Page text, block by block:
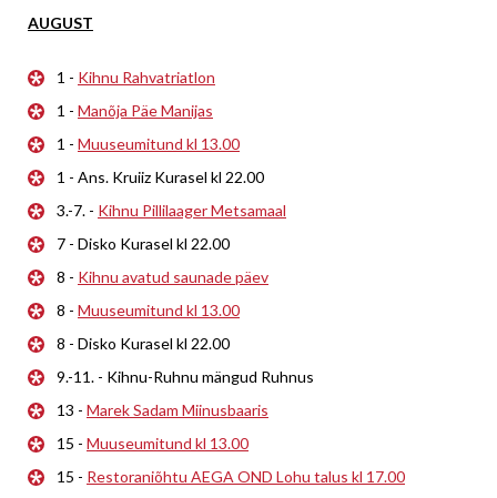
AUGUST
1 - Kihnu Rahvatriatlon
1 - Manõja Päe Manijas
1 - Muuseumitund kl 13.00
1 - Ans. Kruiiz Kurasel kl 22.00
3.-7. - Kihnu Pillilaager Metsamaal
7 - Disko Kurasel kl 22.00
8 - Kihnu avatud saunade päev
8 - Muuseumitund kl 13.00
8 - Disko Kurasel kl 22.00
9.-11. - Kihnu-Ruhnu mängud Ruhnus
13 - Marek Sadam Miinusbaaris
15 - Muuseumitund kl 13.00
15 - Restoraniõhtu AEGA OND Lohu talus kl 17.00